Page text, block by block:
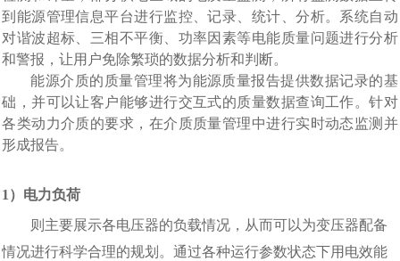
到能源管理信息平台进行监控、记录、统计、分析。 系统自动
对谐波超标、三相不平衡、功率因素等电能质量问题进行分析
和警报，让用户免除繁琐的数据分析和判断。
能源介质的质量管理将为能源质量报告提供数据记录的基
础，并可以让客户能够进行交互式的质量数据查询工作。针对
各类动力介质的要求，在介质质量管理中进行实时动态监测并
形成报告。
1） 电力负荷
则主要展示各电压器的负载情况，从而可以为变压器配备
情况进行科学合理的规划。通过各种运行参数状态下用电效能